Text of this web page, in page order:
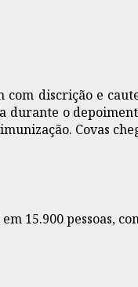
discrição e
durante o
Covas
15.900 pessoas,